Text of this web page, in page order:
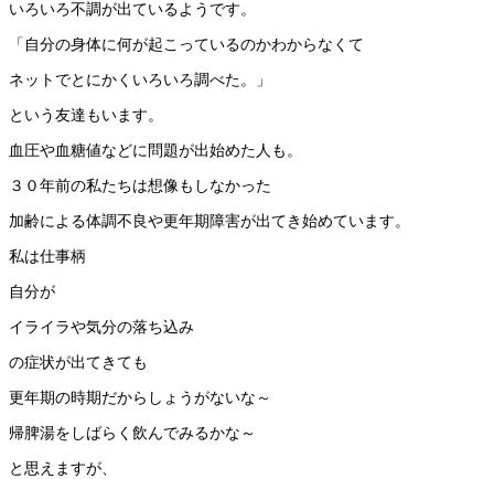
いろいろ不調が出ているようです。
「自分の身体に何が起こっているのかわからなくて
ネットでとにかくいろいろ調べた。」
という友達もいます。
血圧や血糖値などに問題が出始めた人も。
３０年前の私たちは想像もしなかった
加齢による体調不良や更年期障害が出てき始めています。
私は仕事柄
自分が
イライラや気分の落ち込み
の症状が出てきても
更年期の時期だからしょうがないな～
帰脾湯をしばらく飲んでみるかな～
と思えますが、